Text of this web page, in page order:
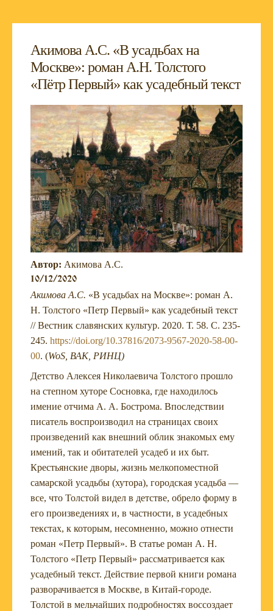
Акимова А.С. «В усадьбах на
Москве»: роман А.Н. Толстого
«Пётр Первый» как усадебный текст
Автор: Акимова А.С.
10/12/2020
Акимова А.С. «В усадьбах на Москве»: роман А.
Н. Толстого «Петр Первый» как усадебный текст
// Вестник славянских культур. 2020. Т. 58. С. 235-
245. https://doi.org/10.37816/2073-9567-2020-58-00-
00. (WoS, ВАК, РИНЦ)
Детство Алексея Николаевича Толстого прошло
на степном хуторе Сосновка, где находилось
имение отчима А. А. Бострома. Впоследствии
писатель воспроизводил на страницах своих
произведений как внешний облик знакомых ему
имений, так и обитателей усадеб и их быт.
Крестьянские дворы, жизнь мелкопоместной
самарской усадьбы (хутора), городская усадьба —
все, что Толстой видел в детстве, обрело форму в
его произведениях и, в частности, в усадебных
текстах, к которым, несомненно, можно отнести
роман «Петр Первый». В статье роман А. Н.
Толстого «Петр Первый» рассматривается как
усадебный текст. Действие первой книги романа
разворачивается в Москве, в Китай-городе.
Толстой в мельчайших подробностях воссоздает